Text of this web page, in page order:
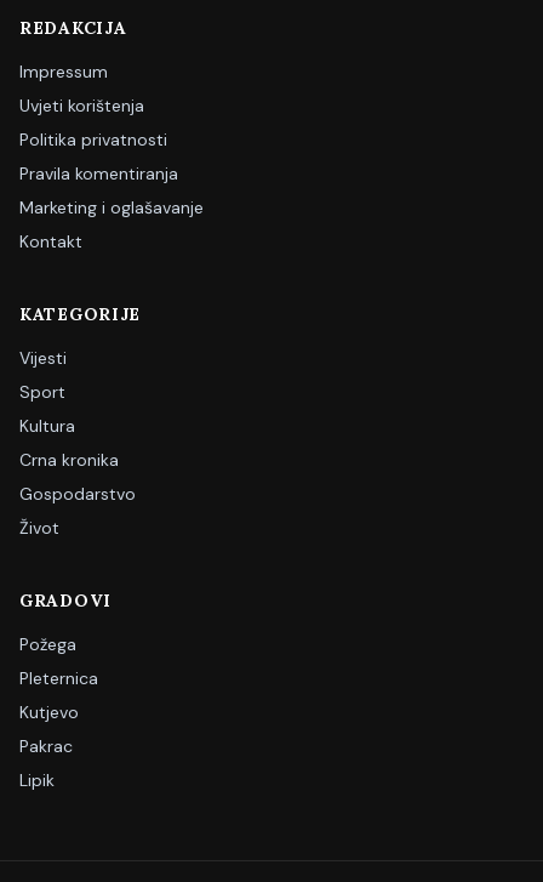
REDAKCIJA
Impressum
Uvjeti korištenja
Politika privatnosti
Pravila komentiranja
Marketing i oglašavanje
Kontakt
KATEGORIJE
Vijesti
Sport
Kultura
Crna kronika
Gospodarstvo
Život
GRADOVI
Požega
Pleternica
Kutjevo
Pakrac
Lipik